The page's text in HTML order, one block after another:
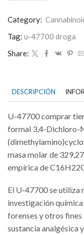
comprar
powder
cantidad
Category:
Tag: u-47700 droga
Share:
DESCRIPCIÓN
U-47700 comprar
formal 3,4-Dichloro-
masa molar de
empírica de
El U-47700 se utiliza
investigación
forenses y otros fines
sustancia analgésica